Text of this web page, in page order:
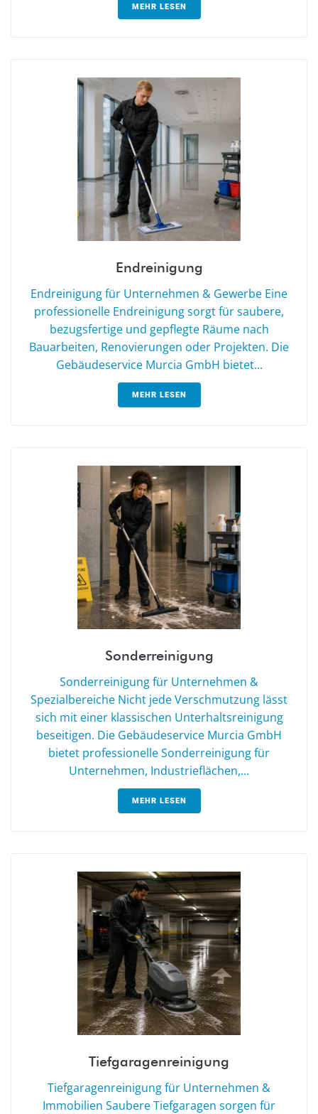
MEHR LESEN
Endreinigung
Endreinigung für Unternehmen & Gewerbe Eine
professionelle Endreinigung sorgt für saubere,
bezugsfertige und gepflegte Räume nach
Bauarbeiten, Renovierungen oder Projekten. Die
Gebäudeservice Murcia GmbH bietet...
MEHR LESEN
Sonderreinigung
Sonderreinigung für Unternehmen &
Spezialbereiche Nicht jede Verschmutzung lässt
sich mit einer klassischen Unterhaltsreinigung
beseitigen. Die Gebäudeservice Murcia GmbH
bietet professionelle Sonderreinigung für
Unternehmen, Industrieflächen,...
MEHR LESEN
Tiefgaragenreinigung
Tiefgaragenreinigung für Unternehmen &
Immobilien Saubere Tiefgaragen sorgen für